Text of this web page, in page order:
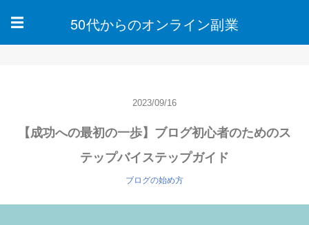
☰ 50代からのオンライン副業
2023/09/16
【成功への最初の一歩】ブログ初心者のためのス
テップバイステップガイド
ブログの始め方